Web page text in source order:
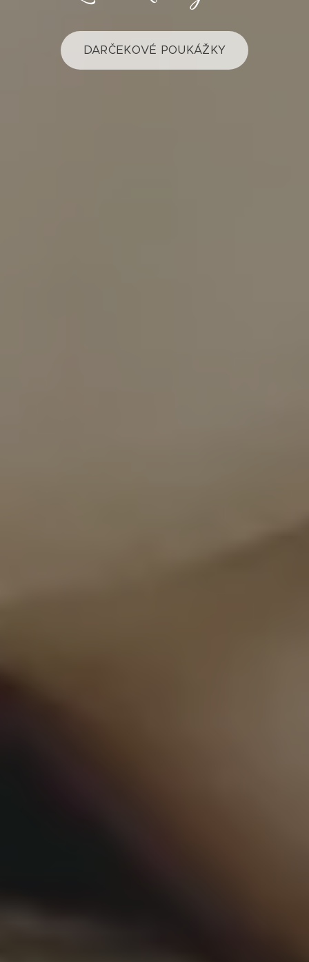
DARČEKOVÉ POUKÁŽKY